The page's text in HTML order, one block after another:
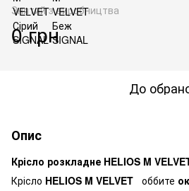
Знятий з виробництва
0 грн
До
Опис
Крісло розкладне HELIOS M
Крісло HELIOS M VELVET оббите